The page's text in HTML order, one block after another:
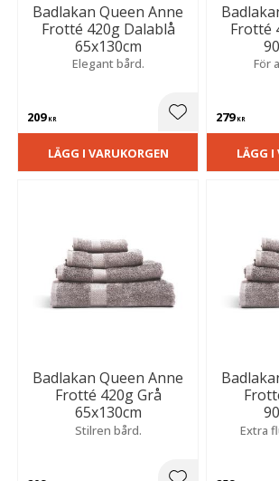
Badlakan Queen Anne
Frotté 420g Dalablå
65x130cm
Elegant bård.
209KR Lägg till i
LÄGG I VARUKORGEN
Frotté
För
279KR
LÄGG I
Badlakan Queen Anne
Frotté 420g Grå
65x130cm
Stilren bård. Extra